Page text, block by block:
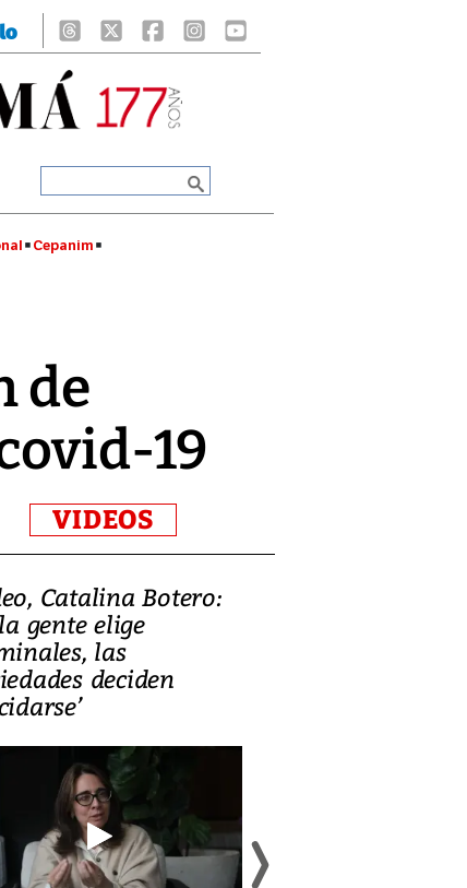
Cepanim
de
19
VIDEOS
Catalina Botero:
gente elige
las
deciden